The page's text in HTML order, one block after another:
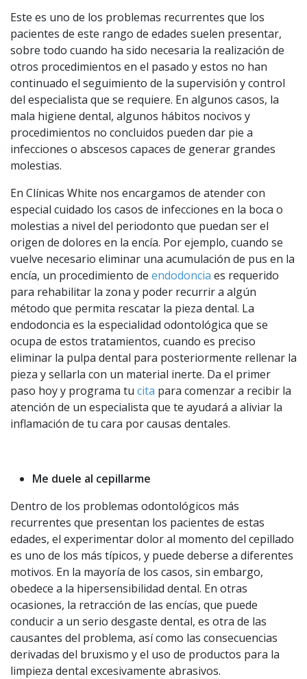
Este es uno de los problemas recurrentes que los
pacientes de este rango de edades suelen presentar,
sobre todo cuando ha sido necesaria la realización de
otros procedimientos en el pasado y estos no han
continuado el seguimiento de la supervisión y control
del especialista que se requiere. En algunos casos, la
mala higiene dental, algunos hábitos nocivos y
procedimientos no concluidos pueden dar pie a
infecciones o abscesos capaces de generar grandes
molestias.
En Clínicas White nos encargamos de atender con
especial cuidado los casos de infecciones en la boca o
molestias a nivel del periodonto que puedan ser el
origen de dolores en la encía. Por ejemplo, cuando se
vuelve necesario eliminar una acumulación de pus en la
encía, un procedimiento de endodoncia es requerido
para rehabilitar la zona y poder recurrir a algún
método que permita rescatar la pieza dental. La
endodoncia es la especialidad odontológica que se
ocupa de estos tratamientos, cuando es preciso
eliminar la pulpa dental para posteriormente rellenar la
pieza y sellarla con un material inerte. Da el primer
paso hoy y programa tu cita para comenzar a recibir la
atención de un especialista que te ayudará a aliviar la
inflamación de tu cara por causas dentales.
Me duele al cepillarme
Dentro de los problemas odontológicos más
recurrentes que presentan los pacientes de estas
edades, el experimentar dolor al momento del cepillado
es uno de los más típicos, y puede deberse a diferentes
motivos. En la mayoría de los casos, sin embargo,
obedece a la hipersensibilidad dental. En otras
ocasiones, la retracción de las encías, que puede
conducir a un serio desgaste dental, es otra de las
causantes del problema, así como las consecuencias
derivadas del bruxismo y el uso de productos para la
limpieza dental excesivamente abrasivos.